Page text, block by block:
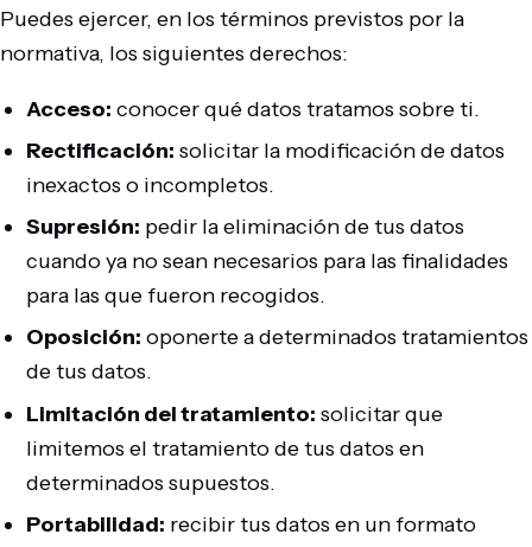
Puedes ejercer, en los términos previstos por la
normativa, los siguientes derechos:
Acceso: conocer qué datos tratamos sobre ti.
Rectificación: solicitar la modificación de datos
inexactos o incompletos.
Supresión: pedir la eliminación de tus datos
cuando ya no sean necesarios para las finalidades
para las que fueron recogidos.
Oposición: oponerte a determinados tratamientos
de tus datos.
Limitación del tratamiento: solicitar que
limitemos el tratamiento de tus datos en
determinados supuestos.
Portabilidad: recibir tus datos en un formato